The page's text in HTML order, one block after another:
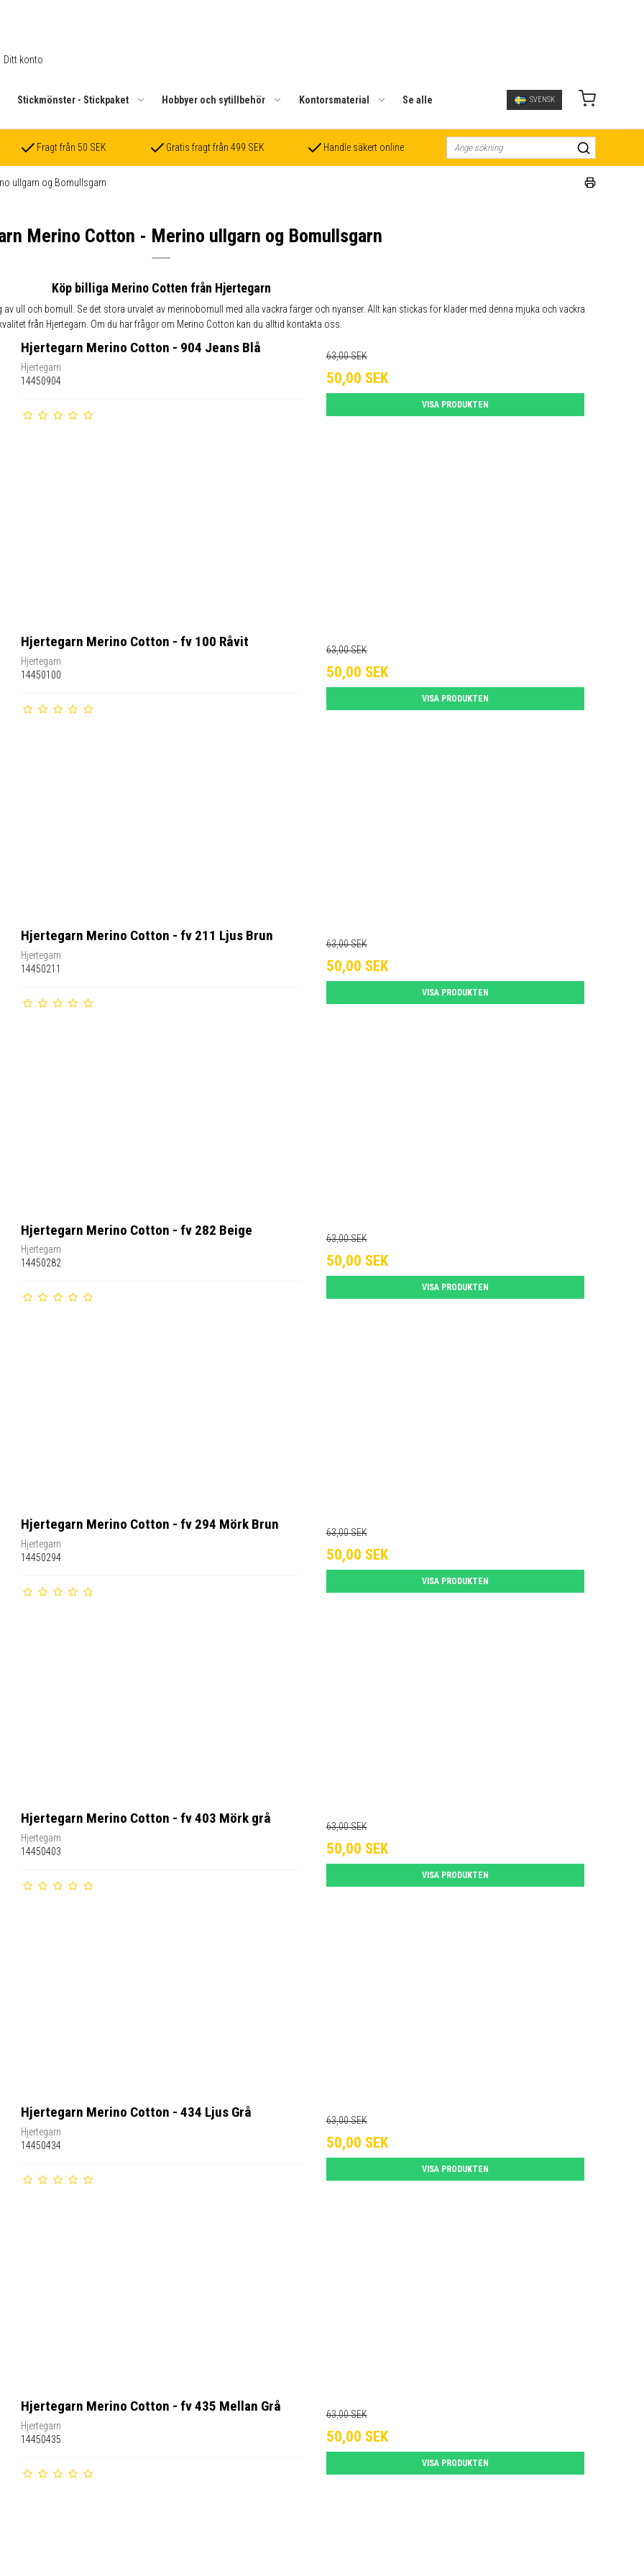
Ditt konto
Stickmönster - Stickpaket Hobbyer och sytillbehör Kontorsmaterial Se alle SVENSK
Fragt från 50 SEK Gratis fragt från 499 SEK Handle säkert online
ullgarn og Bomullsgarn
Merino Cotton - Merino ullgarn og Bomullsgarn
Köp billiga Merino Cotten från Hjertegarn
ull och bomull. Se det stora urvalet av merinobomull med alla vackra färger och nyanser. Allt kan stickas för kläder med denna mjuka och vackra
från Hjertegarn. Om du har frågor om Merino Cotton kan du alltid kontakta oss.
Hjertegarn Merino Cotton - 904 Jeans Blå
Hjertegarn
14450904
63,00 SEK
50,00 SEK
VISA PRODUKTEN
Hjertegarn Merino Cotton - fv 100 Råvit
Hjertegarn
14450100
63,00 SEK
50,00 SEK
VISA PRODUKTEN
Hjertegarn Merino Cotton - fv 211 Ljus Brun
Hjertegarn
14450211
63,00 SEK
50,00 SEK
VISA PRODUKTEN
Hjertegarn Merino Cotton - fv 282 Beige
Hjertegarn
14450282
63,00 SEK
50,00 SEK
VISA PRODUKTEN
Hjertegarn Merino Cotton - fv 294 Mörk Brun
Hjertegarn
14450294
63,00 SEK
50,00 SEK
VISA PRODUKTEN
Hjertegarn Merino Cotton - fv 403 Mörk grå
Hjertegarn
14450403
63,00 SEK
50,00 SEK
VISA PRODUKTEN
Hjertegarn Merino Cotton - 434 Ljus Grå
Hjertegarn
14450434
63,00 SEK
50,00 SEK
VISA PRODUKTEN
Hjertegarn Merino Cotton - fv 435 Mellan Grå
Hjertegarn
14450435
63,00 SEK
50,00 SEK
VISA PRODUKTEN